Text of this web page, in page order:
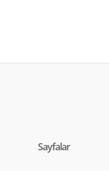
Sayfalar